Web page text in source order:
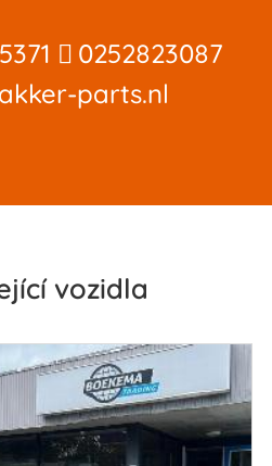
0252823087
parts.nl
vozidla